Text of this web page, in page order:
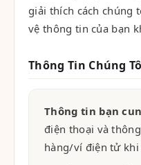
giải thích cách chúng
vệ thông tin của bạn
Thông Tin Chúng
Thông tin bạn
điện thoại và
hàng/ví điện tử